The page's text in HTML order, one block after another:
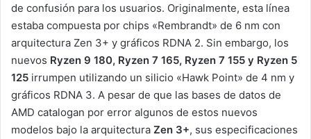
de confusión para los usuarios. Originalmente, esta línea
estaba compuesta por chips «Rembrandt» de 6 nm con
arquitectura Zen 3+ y gráficos RDNA 2. Sin embargo, los
nuevos Ryzen 9 180, Ryzen 7 165, Ryzen 7 155 y Ryzen 5
125 irrumpen utilizando un silicio «Hawk Point» de 4 nm y
gráficos RDNA 3. A pesar de que las bases de datos de
AMD catalogan por error algunos de estos nuevos
modelos bajo la arquitectura Zen 3+, sus especificaciones